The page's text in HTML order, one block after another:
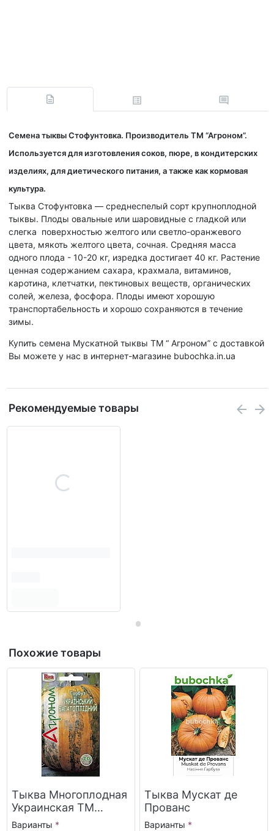
Семена тыквы Стофунтовка. Производитель ТМ “Агроном”.
Используется для изготовления соков, пюре, в кондитерских
изделиях, для диетического питания, а также как кормовая
культура.
Тыква Стофунтовка — среднеспелый сорт крупноплодной
тыквы. Плоды овальные или шаровидные с гладкой или
слегка поверхностью желтого или светло-оранжевого
цвета, мякоть желтого цвета, сочная. Средняя масса
одного плода - 10-20 кг, изредка достигает 40 кг. Растение
ценная содержанием сахара, крахмала, витаминов,
каротина, клетчатки, пектиновых веществ, органических
солей, железа, фосфора. Плоды имеют хорошую
транспортабельность и хорошо сохраняются в течение
зимы.
Купить семена Мускатной тыквы ТМ “ Агроном” с доставкой
Вы можете у нас в интернет-магазине bubochka.in.ua
Рекомендуемые товары
Похожие товары
Тыква Многоплодная
Украинская ТМ
“Агроном”
Варианты
Тыква Мускат де
Прованс
Варианты